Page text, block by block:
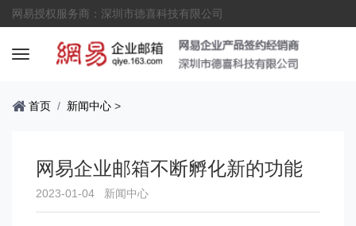
网易授权服务商：深圳市德喜科技有限公司
首页 新闻中心 >
网易企业邮箱不断孵化新的功能
2023-01-04 新闻中心